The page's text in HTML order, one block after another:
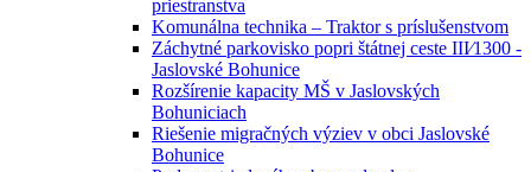
priestranstva
Komunálna technika – Traktor s príslušenstvom
Záchytné parkovisko popri štátnej ceste III⁄1300 -
Jaslovské Bohunice
Rozšírenie kapacity MŠ v Jaslovských
Bohuniciach
Riešenie migračných výziev v obci Jaslovské
Bohunice